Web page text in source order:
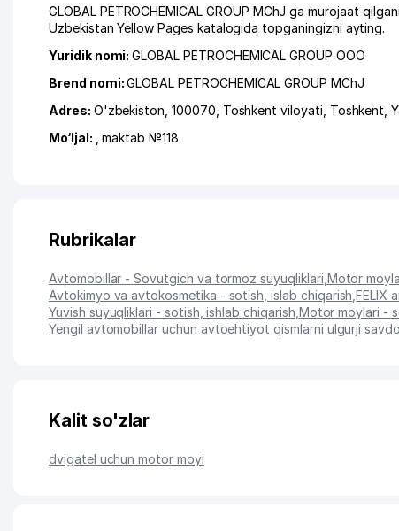
GLOBAL PETROCHEMICAL GROUP MChJ ga murojaat
Uzbekistan Yellow Pages katalogida topganingizni ayting.
Yuridik nomi:GLOBAL PETROCHEMICAL GROUP ООО
Brend nomi:GLOBAL PETROCHEMICAL GROUP MChJ
Adres: O'zbekiston, 100070, Toshkent viloyati Toshkent ,
Mo‘ljal:
, maktab №118
Rubrikalar
Avtomobillar - Sovutgich va tormoz suyuqliklari Motor
Avtokimyo va avtokosmetika - sotish, islab chiqarish ,FELIX
Yuvish suyuqliklari - sotish, ishlab chiqarish Motor moylari -
Yengil avtomobillar uchun avtoehtiyot qismlarni ulgurji
Kalit so'zlar
dvigatel uchun motor moyi